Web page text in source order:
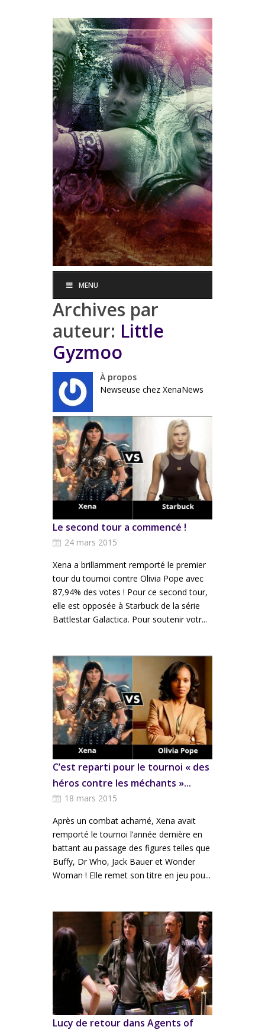
MENU
Archives par
auteur: Little
Gyzmoo
À propos
Newseuse chez XenaNews
Le second tour a commencé !
24 mars 2015
Xena a brillamment remporté le premier
tour du tournoi contre Olivia Pope avec
87,94% des votes ! Pour ce second tour,
elle est opposée à Starbuck de la série
Battlestar Galactica. Pour soutenir votr...
C’est reparti pour le tournoi « des
héros contre les méchants »...
18 mars 2015
Après un combat acharné, Xena avait
remporté le tournoi l’année dernière en
battant au passage des figures telles que
Buffy, Dr Who, Jack Bauer et Wonder
Woman ! Elle remet son titre en jeu pou...
Lucy de retour dans Agents of